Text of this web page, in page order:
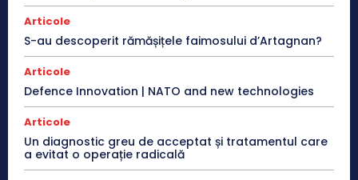
Articole
S-au descoperit rămășițele faimosului d’Artagnan?
Articole
Defence Innovation | NATO and new technologies
Articole
Un diagnostic greu de acceptat și tratamentul care
a evitat o operație radicală